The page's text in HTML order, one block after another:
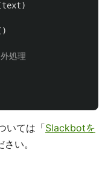
text)
いては「Slackbotを
い。